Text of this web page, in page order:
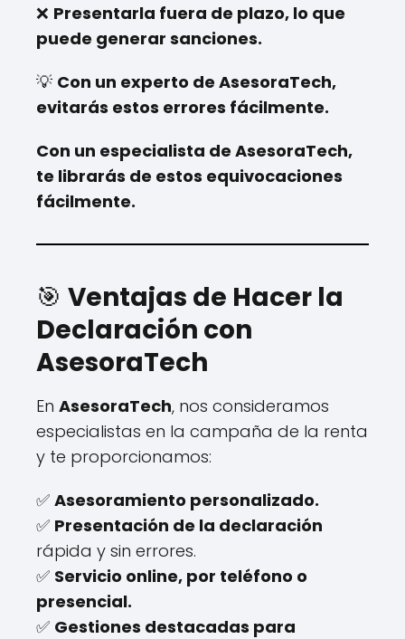
❌ Presentarla fuera de plazo, lo que
puede generar sanciones.
💡 Con un experto de AsesoraTech,
evitarás estos errores fácilmente.
Con un especialista de AsesoraTech,
te librarás de estos equivocaciones
fácilmente.
🎯 Ventajas de Hacer la
Declaración con
AsesoraTech
En AsesoraTech, nos consideramos
especialistas en la campaña de la renta
y te proporcionamos:
✅ Asesoramiento personalizado.
✅ Presentación de la declaración
rápida y sin errores.
✅ Servicio online, por teléfono o
presencial.
✅ Gestiones destacadas para